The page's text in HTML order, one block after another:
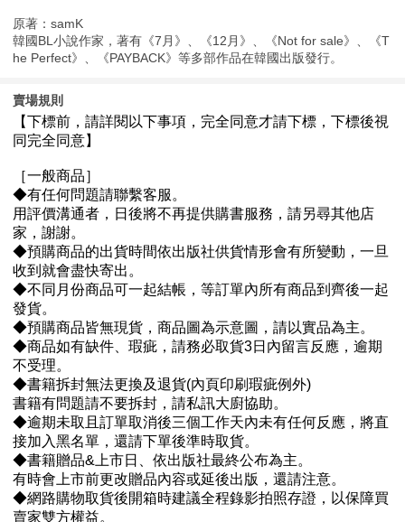
原著：samK
韓國BL小說作家，著有《7月》、《12月》、《Not for sale》、《T
he Perfect》、《PAYBACK》等多部作品在韓國出版發行。
賣場規則